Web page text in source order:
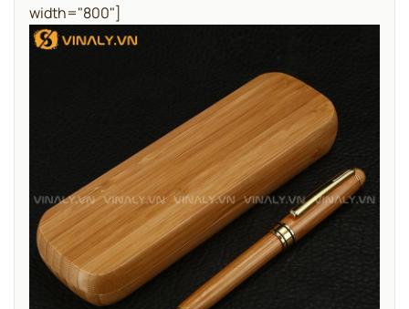
width="800"]